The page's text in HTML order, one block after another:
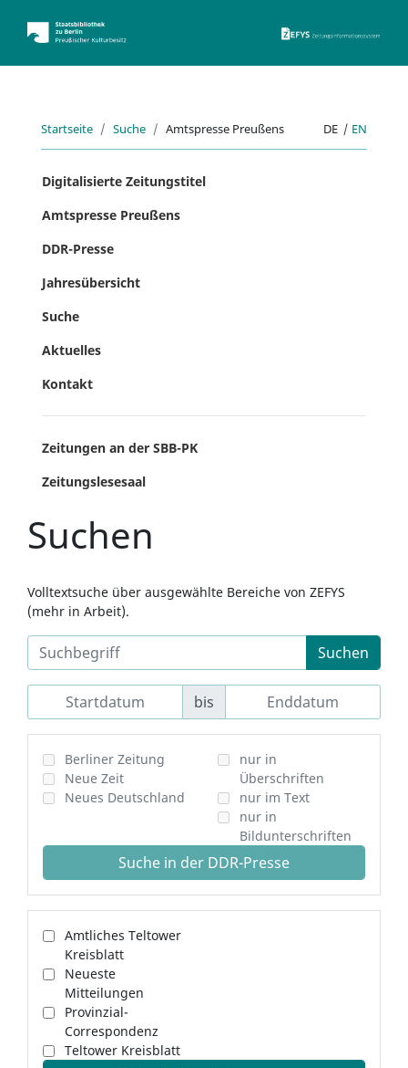
Startseite Suche Amtspresse Preußens DE | EN
Digitalisierte Zeitungstitel
Amtspresse Preußens
DDR-Presse
Jahresübersicht
Suche
Aktuelles
Kontakt
Zeitungen an der SBB-PK
Zeitungslesesaal
Suchen
Volltextsuche über ausgewählte Bereiche von ZEFYS
(mehr in Arbeit).
Suchen
bis
Berliner Zeitung
Neue Zeit
Neues Deutschland
nur in
Überschriften
nur im Text
nur in
Bildunterschriften
Suche in der DDR-Presse
Amtliches Teltower
Kreisblatt
Neueste
Mitteilungen
Provinzial-
Correspondenz
Teltower Kreisblatt